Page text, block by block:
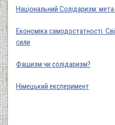
Національний Солідаризм: мета
Економіка самодостатності.
сили
Фашизм чи солідаризм?
Німецький експеримент